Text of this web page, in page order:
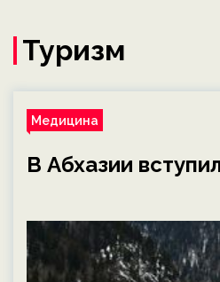
Туризм
Медицина
В Абхазии